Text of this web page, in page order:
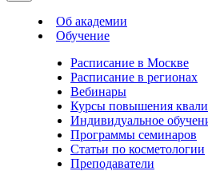
Об академии
Обучение
Расписание в Москве
Расписание в регионах
Вебинары
Курсы повышения
Индивидуальное
Программы семинаров
Статьи по косметологии
Преподаватели